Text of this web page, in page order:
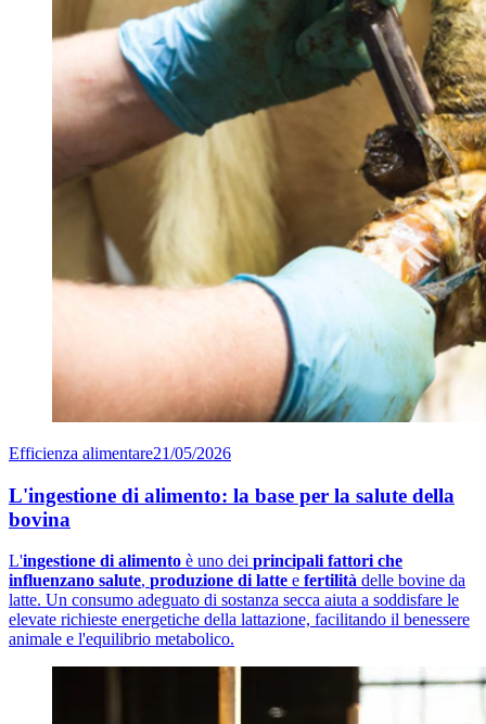
Efficienza alimentare21/05/2026
L'ingestione di alimento: la base per la salute della
bovina
L'ingestione di alimento è uno dei principali fattori che
influenzano salute, produzione di latte e fertilità delle bovine da
latte. Un consumo adeguato di sostanza secca aiuta a soddisfare le
elevate richieste energetiche della lattazione, facilitando il benessere
animale e l'equilibrio metabolico.